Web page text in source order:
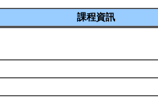
課程資訊